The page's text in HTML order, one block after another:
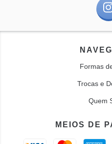
Formas
Trocas e
Quem
MEIOS DE